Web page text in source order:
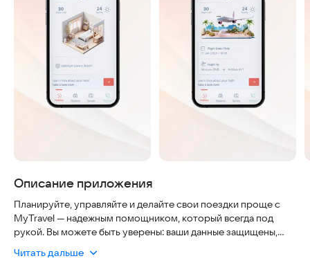
Описание приложения
Планируйте, управляйте и делайте свои поездки проще с
MyTravel — надежным помощником, который всегда под
рукой. Вы можете быть уверены: ваши данные защищены,
гарантируется постоянными обновлениями. С этим
Читать дальше